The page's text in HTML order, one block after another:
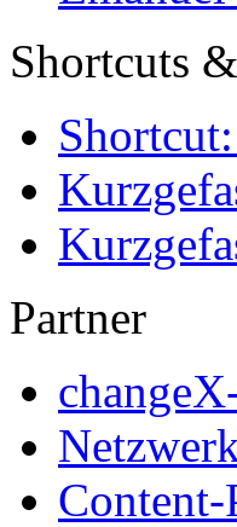
Shortcuts
Partner
Content-